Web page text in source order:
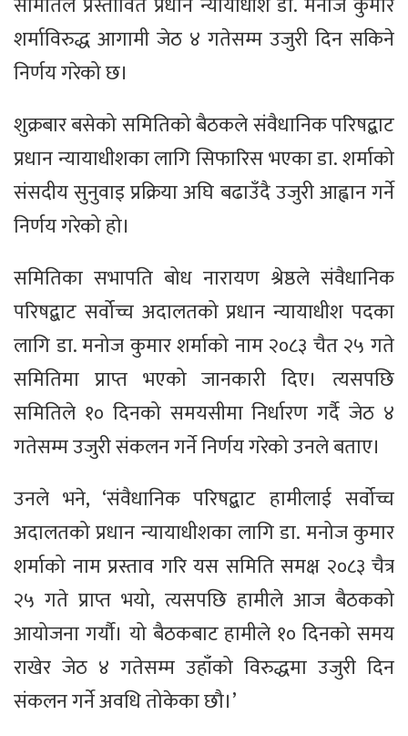
शर्माविरुद्ध आगामी जेठ ४ गतेसम्म उजुरी दिन सकिने
निर्णय गरेको छ।
शुक्रबार बसेको समितिको बैठकले संवैधानिक परिषद्बाट
प्रधान न्यायाधीशका लागि सिफारिस भएका डा. शर्माको
संसदीय सुनुवाइ प्रक्रिया अघि बढाउँदै उजुरी आह्वान गर्ने
निर्णय गरेको हो।
समितिका सभापति बोध नारायण श्रेष्ठले संवैधानिक
परिषद्बाट सर्वोच्च अदालतको प्रधान न्यायाधीश पदका
लागि डा. मनोज कुमार शर्माको नाम २०८३ चैत २५ गते
समितिमा प्राप्त भएको जानकारी दिए। त्यसपछि
समितिले १० दिनको समयसीमा निर्धारण गर्दै जेठ ४
गतेसम्म उजुरी संकलन गर्ने निर्णय गरेको उनले बताए।
उनले भने, ‘संवैधानिक परिषद्बाट हामीलाई सर्वोच्च
अदालतको प्रधान न्यायाधीशका लागि डा. मनोज कुमार
शर्माको नाम प्रस्ताव गरि यस समिति समक्ष २०८३ चैत्र
२५ गते प्राप्त भयो, त्यसपछि हामीले आज बैठकको
आयोजना गर्यौ। यो बैठकबाट हामीले १० दिनको समय
राखेर जेठ ४ गतेसम्म उहाँको विरुद्धमा उजुरी दिन
संकलन गर्ने अवधि तोकेका छौ।’